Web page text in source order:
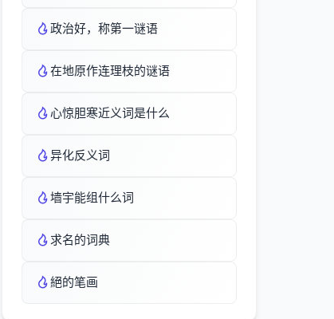
政治好，称第一谜语
在地原作连理枝的谜语
心惊胆寒近义词是什么
异化反义词
墙宇能组什么词
求名的词典
絕的笔画